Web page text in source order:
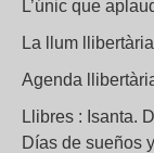
L’únic que
La llum llibertària
Agenda
Llibres : Isanta.
Días de sueños